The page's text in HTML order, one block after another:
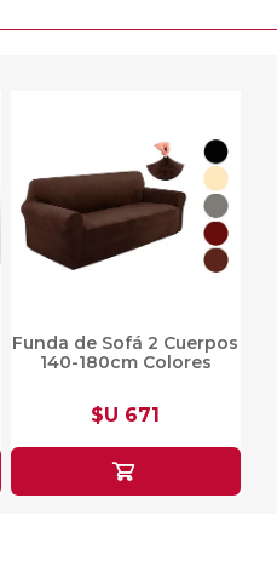
Funda de Sofá 2 Cuerpos
140-180cm Colores
$U 671